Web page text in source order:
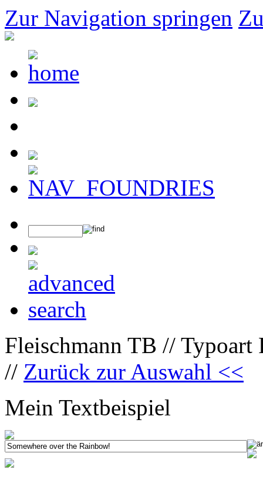
Zur Navigation springen
Fleischmann TB // Typoart
// Zurück zur Auswahl <<
Mein Textbeispiel